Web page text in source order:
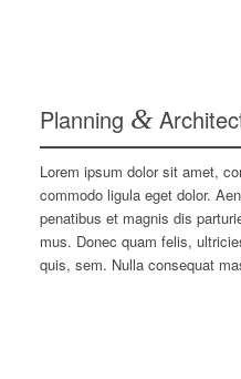
Planning &
Lorem ipsum dolor sit amet,
commodo ligula eget dolor.
penatibus et magnis dis
mus. Donec quam felis,
quis, sem. Nulla consequat